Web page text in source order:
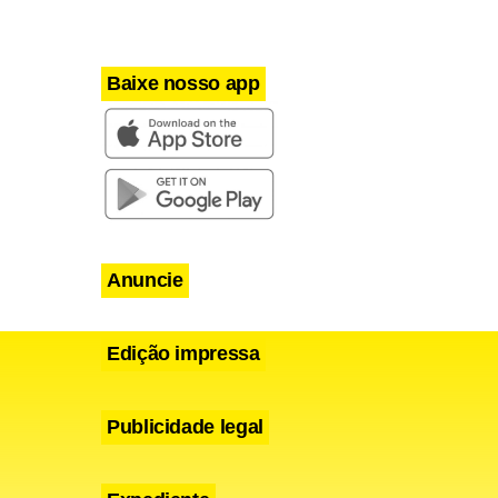
após uma
data
Baixe nosso app
Anuncie
Edição impressa
Publicidade legal